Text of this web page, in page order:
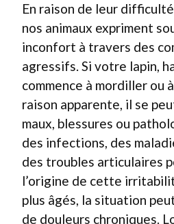
En raison de leur
nos animaux expriment
inconfort à travers des
agressifs. Si votre lapin,
commence à mordiller ou
raison apparente, il se
maux, blessures ou
des infections, des
des troubles articulaires
l’origine de cette
plus âgés, la situation
de douleurs chroniques.